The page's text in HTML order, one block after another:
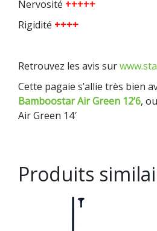
Nervosité +++++
Rigidité ++++
Retrouvez les avis sur
Cette pagaie s’allie très bien
Bamboostar Air Green 12’6,
Air Green 14′
Produits